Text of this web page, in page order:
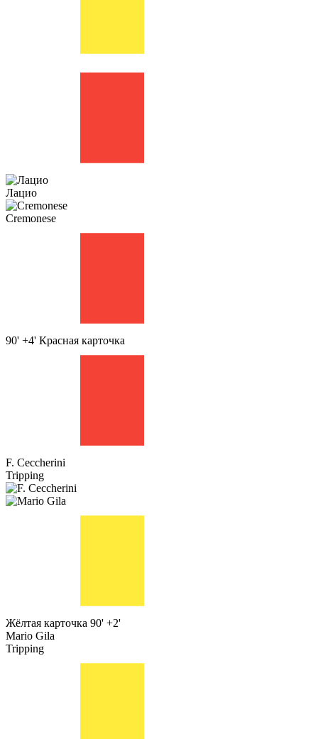
Лацио
Cremonese
90' +4' Красная карточка
F. Ceccherini
Tripping
Жёлтая карточка 90' +2'
Mario Gila
Tripping